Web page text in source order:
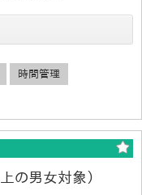
時間管理
の男女対象）